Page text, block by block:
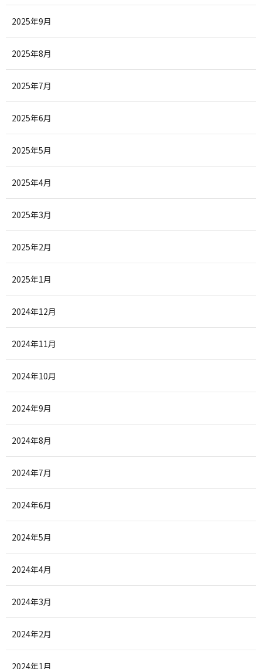
2025年9月
2025年8月
2025年7月
2025年6月
2025年5月
2025年4月
2025年3月
2025年2月
2025年1月
2024年12月
2024年11月
2024年10月
2024年9月
2024年8月
2024年7月
2024年6月
2024年5月
2024年4月
2024年3月
2024年2月
2024年1月